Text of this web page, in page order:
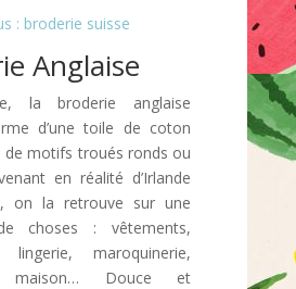
: broderie suisse
Anglaise
la broderie anglaise
d’une toile de coton
de motifs troués ronds ou
en réalité d’Irlande
on la retrouve sur une
choses : vêtements,
lingerie, maroquinerie,
Douce et